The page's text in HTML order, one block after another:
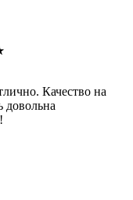
Качество на
довольна